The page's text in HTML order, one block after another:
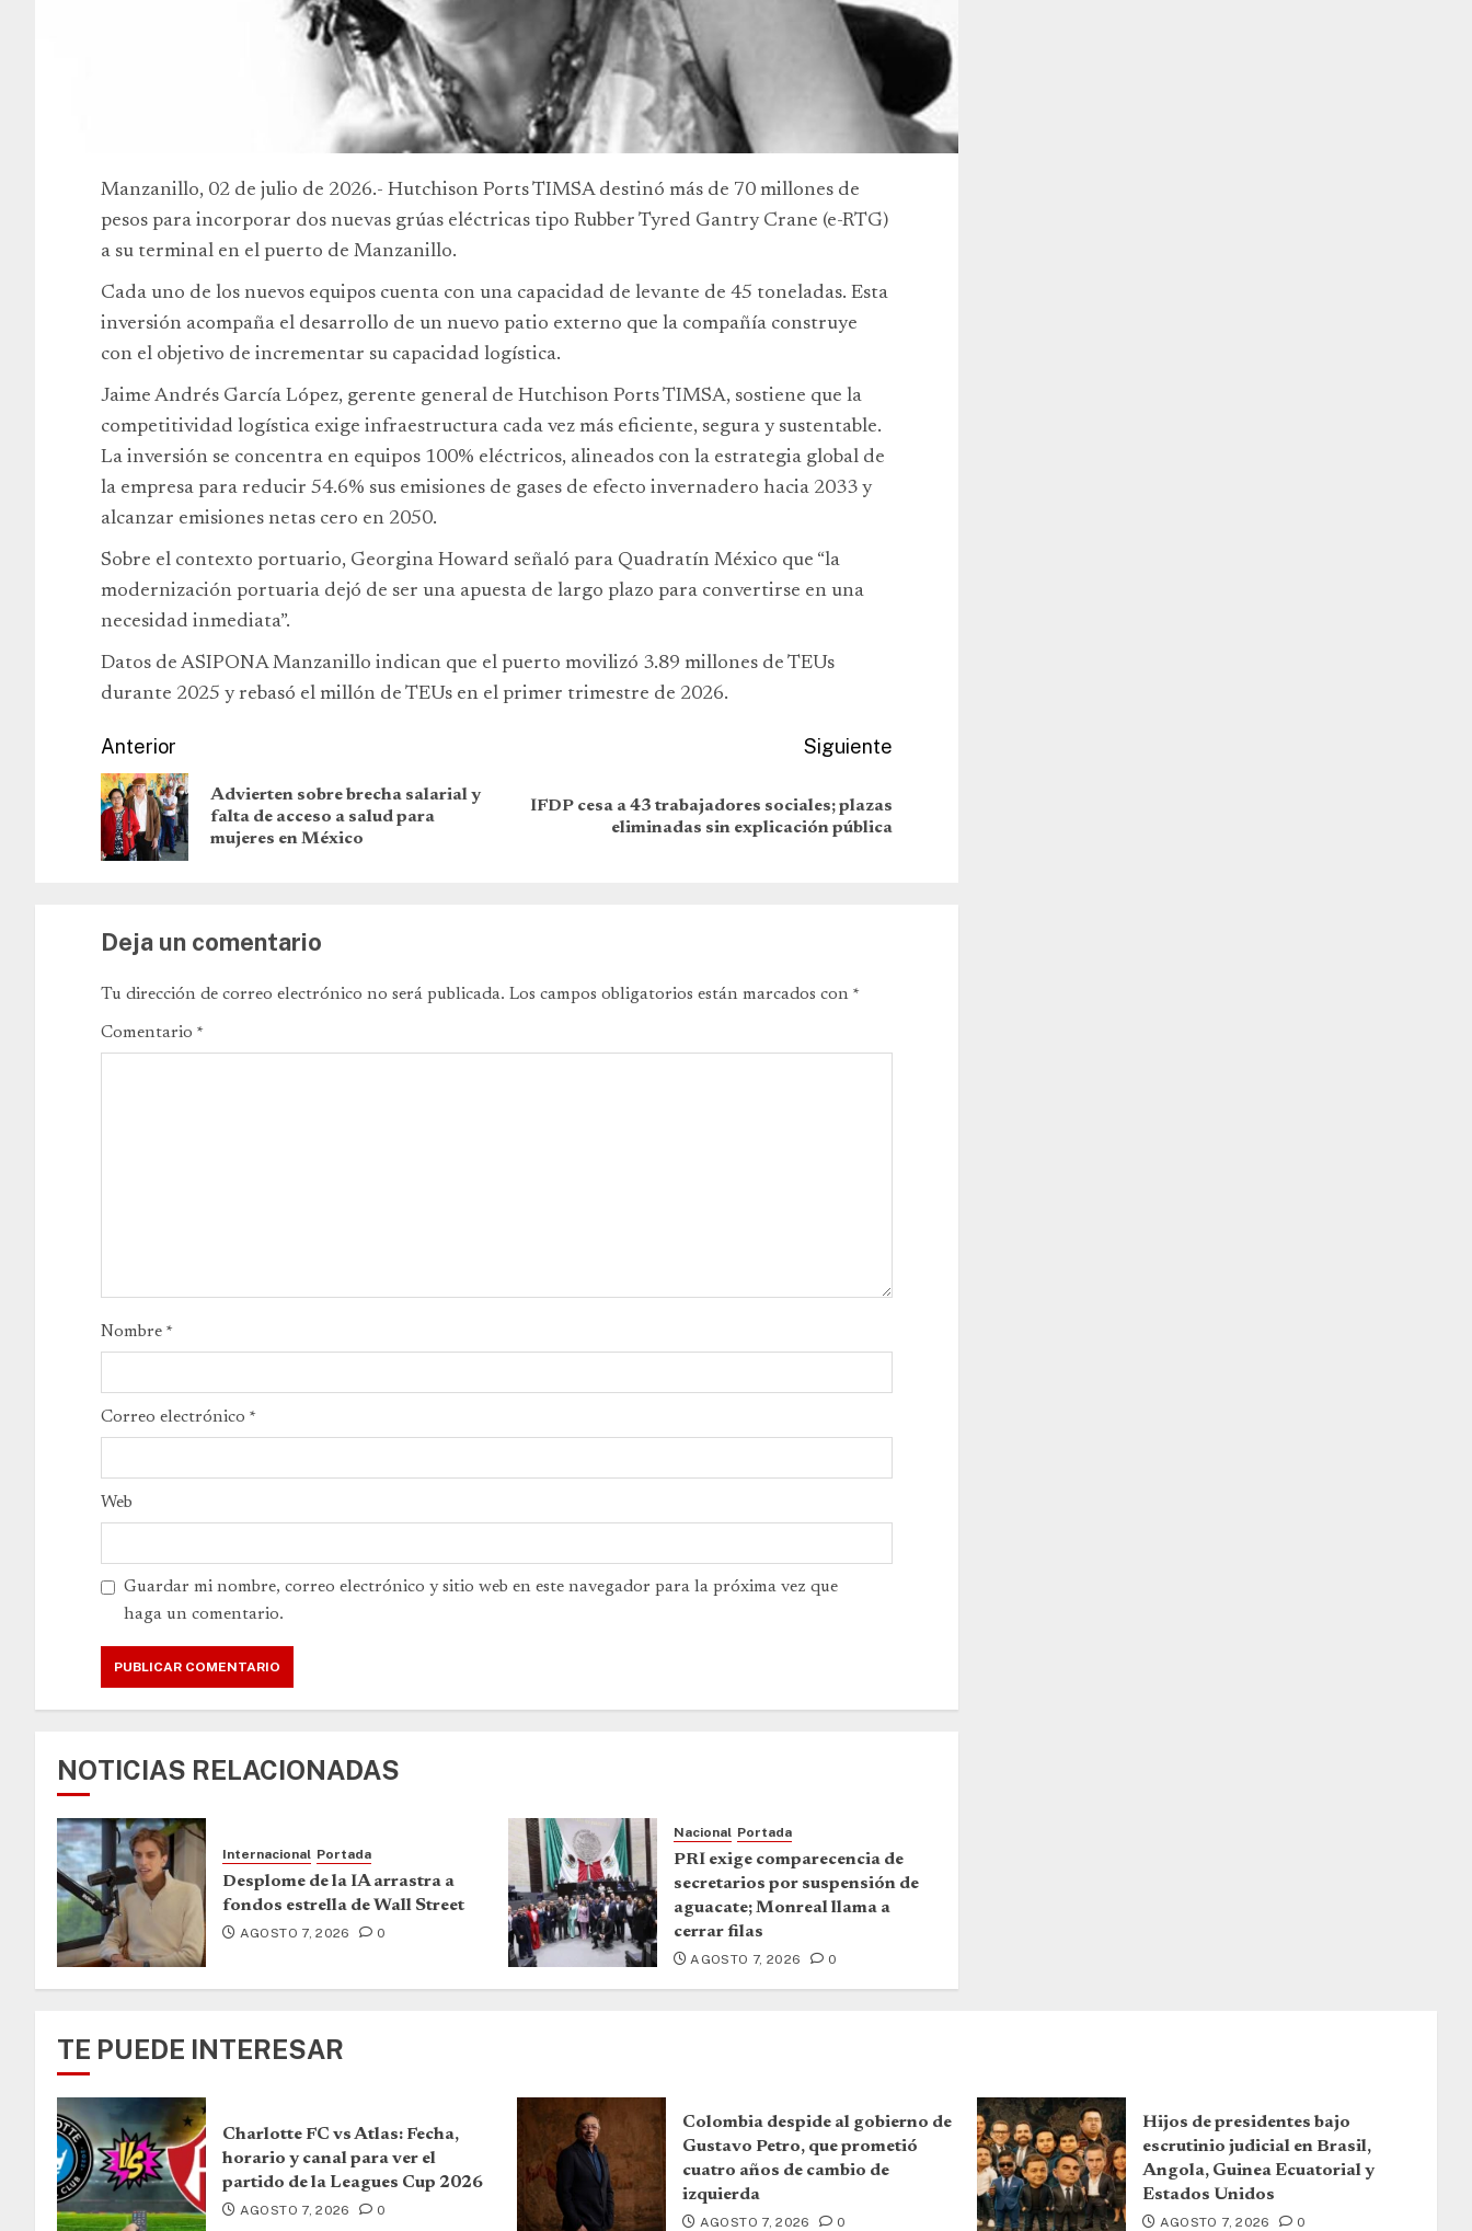
Manzanillo, 02 de julio de 2026.- Hutchison Ports TIMSA destinó más de 70 millones de
pesos para incorporar dos nuevas grúas eléctricas tipo Rubber Tyred Gantry Crane (e-RTG)
a su terminal en el puerto de Manzanillo.
Cada uno de los nuevos equipos cuenta con una capacidad de levante de 45 toneladas. Esta
inversión acompaña el desarrollo de un nuevo patio externo que la compañía construye
con el objetivo de incrementar su capacidad logística.
Jaime Andrés García López, gerente general de Hutchison Ports TIMSA, sostiene que la
competitividad logística exige infraestructura cada vez más eficiente, segura y sustentable.
La inversión se concentra en equipos 100% eléctricos, alineados con la estrategia global de
la empresa para reducir 54.6% sus emisiones de gases de efecto invernadero hacia 2033 y
alcanzar emisiones netas cero en 2050.
Sobre el contexto portuario, Georgina Howard señaló para Quadratín México que “la
modernización portuaria dejó de ser una apuesta de largo plazo para convertirse en una
necesidad inmediata”.
Datos de ASIPONA Manzanillo indican que el puerto movilizó 3.89 millones de TEUs
durante 2025 y rebasó el millón de TEUs en el primer trimestre de 2026.
Anterior
Advierten sobre brecha salarial y
falta de acceso a salud para
mujeres en México
Siguiente
IFDP cesa a 43 trabajadores sociales; plazas
eliminadas sin explicación pública
Deja un comentario
Tu dirección de correo electrónico no será publicada. Los campos obligatorios están marcados con *
Comentario *
Nombre *
Correo electrónico *
Web
Guardar mi nombre, correo electrónico y sitio web en este navegador para la próxima vez que
haga un comentario.
NOTICIAS RELACIONADAS
Internacional Portada
Desplome de la IA arrastra a
fondos estrella de Wall Street
AGOSTO 7, 2026 0
Nacional Portada
PRI exige comparecencia de
secretarios por suspensión de
aguacate; Monreal llama a
cerrar filas
AGOSTO 7, 2026 0
TE PUEDE INTERESAR
Charlotte FC vs Atlas: Fecha,
horario y canal para ver el
partido de la Leagues Cup 2026
AGOSTO 7, 2026 0
Colombia despide al gobierno de
Gustavo Petro, que prometió
cuatro años de cambio de
izquierda
AGOSTO 7, 2026 0
Hijos de presidentes bajo
escrutinio judicial en Brasil,
Angola, Guinea Ecuatorial y
Estados Unidos
AGOSTO 7, 2026 0